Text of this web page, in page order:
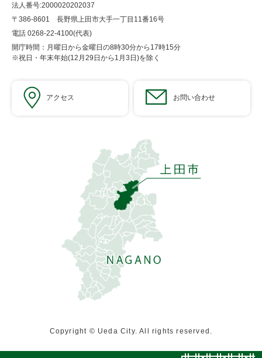
法人番号:2000020202037
〒386-8601 長野県上田市大手一丁目11番16号
電話 0268-22-4100(代表)
開庁時間：月曜日から金曜日の8時30分から17時15分
※祝日・年末年始(12月29日から1月3日)を除く
アクセス お問い合わせ
Copyright © Ueda City. All rights reserved.